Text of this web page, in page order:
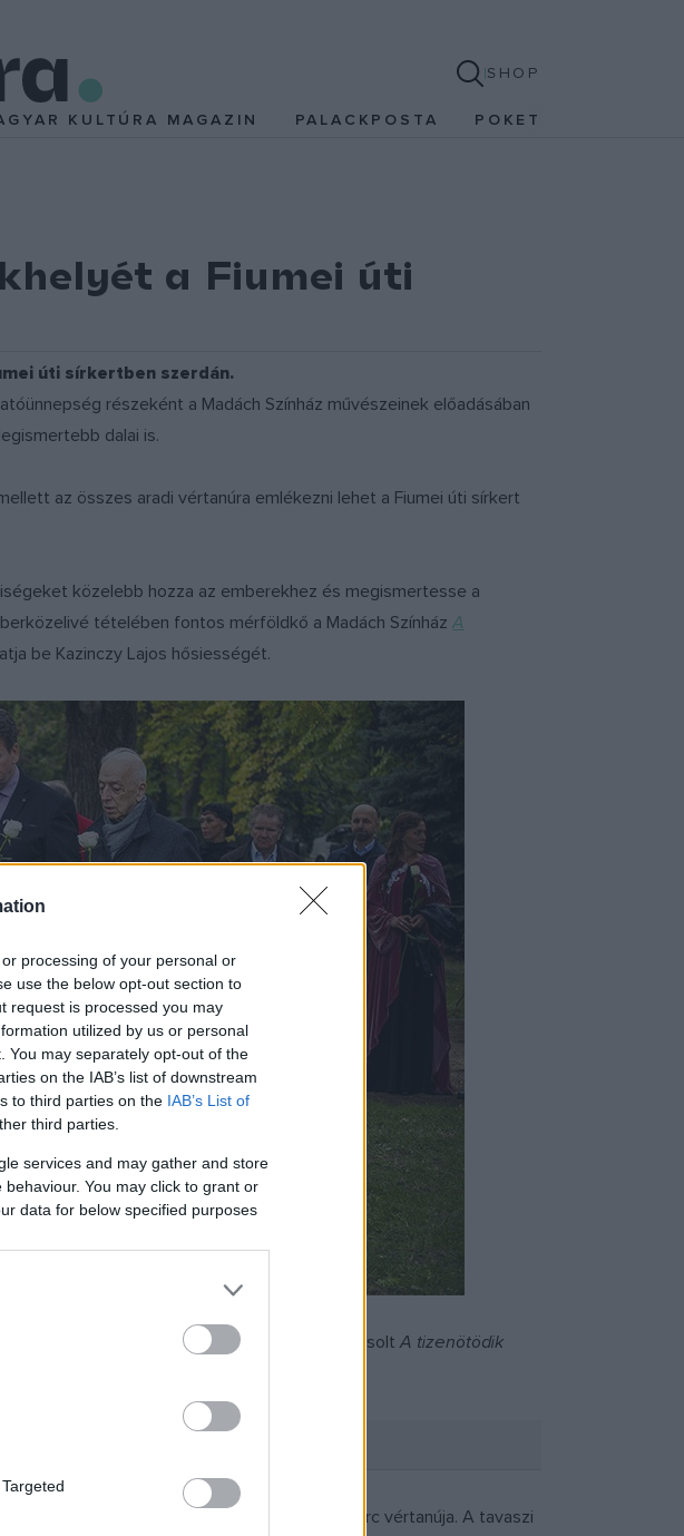
processing of your personal or
use the below opt-out section to
request is processed you may
utilized by us or personal
You may separately opt-out of the
on the IAB’s list of downstream
to third parties on the IAB’s List of
third parties.
services and may gather and store
You may click to grant or
data for below specified purposes
SHOP
KULTÚRA MAGAZIN PALACKPOSTA POKET
a Fiumei úti
úti sírkertben szerdán.
részeként a Madách Színház művészeinek előadásában
dalai is.
az összes aradi vértanúra emlékezni lehet a Fiumei úti sírkert
közelebb hozza az emberekhez és megismertesse a
tételében fontos mérföldkő a Madách Színház A
be Kazinczy Lajos hősiességét.
díjnyertes darabját, Derzsi György és Meskó ZsoltA tizenötödik
az 1848–49-es forradalom és szabadságharc vértanúja. A tavaszi